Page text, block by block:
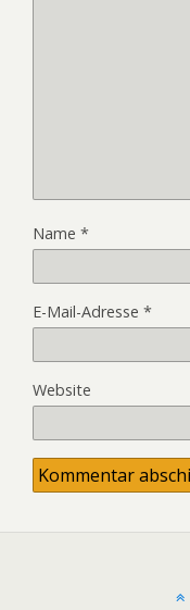
Name *
E-Mail-Adresse *
Website